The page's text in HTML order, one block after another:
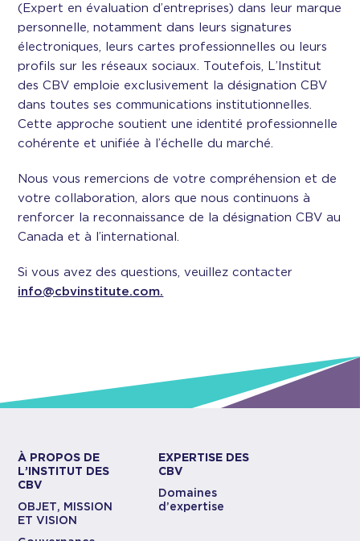
(Expert en évaluation d’entreprises) dans leur marque
personnelle, notamment dans leurs signatures
électroniques, leurs cartes professionnelles ou leurs
profils sur les réseaux sociaux. Toutefois, L’Institut
des CBV emploie exclusivement la désignation CBV
dans toutes ses communications institutionnelles.
Cette approche soutient une identité professionnelle
cohérente et unifiée à l’échelle du marché.
Nous vous remercions de votre compréhension et de
votre collaboration, alors que nous continuons à
renforcer la reconnaissance de la désignation CBV au
Canada et à l’international.
Si vous avez des questions, veuillez contacter
info@cbvinstitute.com.
À PROPOS DE
L’INSTITUT DES
CBV
OBJET, MISSION
ET VISION
EXPERTISE DES
CBV
Domaines
d’expertise